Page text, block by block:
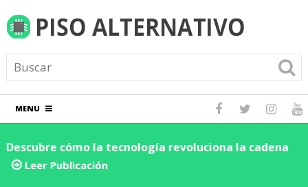
MENU
Descubre cómo la tecnología revoluciona la cadena
de suministro y logística: ¡Impulsa la eficiencia de tu
Leer Publicación